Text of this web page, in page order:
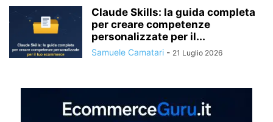
Claude Skills: la guida completa
per creare competenze
personalizzate per il...
Samuele Camatari - 21 Luglio 2026